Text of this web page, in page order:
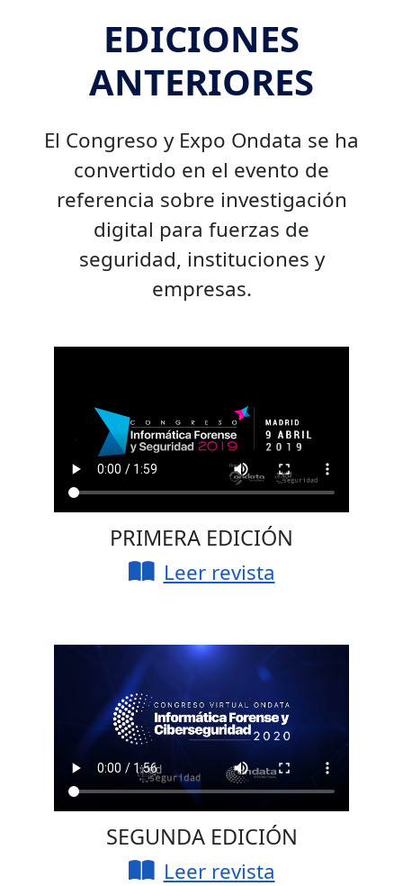
EDICIONES
ANTERIORES
El Congreso y Expo Ondata se ha
convertido en el evento de
referencia sobre investigación
digital para fuerzas de
seguridad, instituciones y
empresas.
PRIMERA EDICIÓN
Leer revista
SEGUNDA EDICIÓN
Leer revista